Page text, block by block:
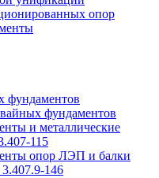
опор
фундаментов
фундаментов
и металлические
115
опор ЛЭП и балки
3.407.9-146